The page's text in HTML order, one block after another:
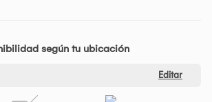
según tu ubicación
Editar